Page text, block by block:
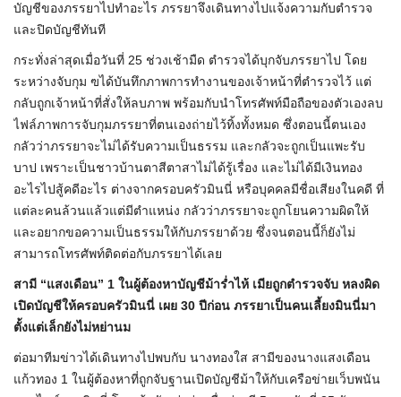
บัญชีของภรรยาไปทำอะไร ภรรยาจึงเดินทางไปแจ้งความกับตำรวจ
และปิดบัญชีทันที
กระทั่งล่าสุดเมื่อวันที่ 25 ช่วงเช้ามืด ตำรวจได้บุกจับภรรยาไป โดย
ระหว่างจับกุม ฃได้บันทึกภาพการทำงานของเจ้าหน้าที่ตำรวจไว้ แต่
กลับถูกเจ้าหน้าที่สั่งให้ลบภาพ พร้อมกับนำโทรศัพท์มือถือของตัวเองลบ
ไฟล์ภาพการจับกุมภรรยาที่ตนเองถ่ายไว้ทิ้งทั้งหมด ซึ่งตอนนี้ตนเอง
กลัวว่าภรรยาจะไม่ได้รับความเป็นธรรม และกลัวจะถูกเป็นแพะรับ
บาป เพราะเป็นชาวบ้านตาสีตาสาไม่ได้รู้เรื่อง และไม่ได้มีเงินทอง
อะไรไปสู้คดีอะไร ต่างจากครอบครัวมินนี่ หรือบุคคลมีชื่อเสียงในคดี ที่
แต่ละคนล้วนแล้วแต่มีตำแหน่ง กลัวว่าภรรยาจะถูกโยนความผิดให้
และอยากขอความเป็นธรรมให้กับภรรยาด้วย ซึ่งจนตอนนี้ก็ยังไม่
สามารถโทรศัพท์ติดต่อกับภรรยาได้เลย
สามี “แสงเดือน” 1 ในผู้ต้องหาบัญชีม้าร่ำไห้ เมียถูกตำรวจจับ หลงผิด
เปิดบัญชีให้ครอบครัวมินนี่ เผย 30 ปีก่อน ภรรยาเป็นคนเลี้ยงมินนี่มา
ตั้งแต่เล็กยังไม่หย่านม
ต่อมาทีมข่าวได้เดินทางไปพบกับ นางทองใส สามีของนางแสงเดือน
แก้วทอง 1 ในผู้ต้องหาที่ถูกจับฐานเปิดบัญชีม้าให้กับเครือข่ายเว็บพนัน